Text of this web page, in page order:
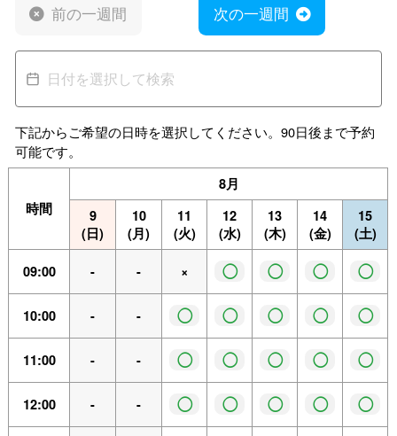
前の一週間 次の一週間
下記からご希望の日時を選択してください。90日後まで予約
可能です。
時間
8月
9
(日)
10
(月)
11
(火)
12
(水)
13
(木)
14
(金)
15
(土)
09:00 - - × ◯ ◯ ◯ ◯
10:00 - - ◯ ◯ ◯ ◯ ◯
11:00 - - ◯ ◯ ◯ ◯ ◯
12:00 - - ◯ ◯ ◯ ◯ ◯